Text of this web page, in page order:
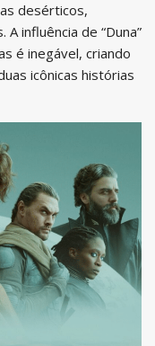
desérticos,
influência de “Duna”
é inegável, criando
icônicas histórias